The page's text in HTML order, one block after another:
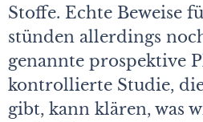
Stoffe. Echte Beweise
stünden allerdings
genannte prospektive
kontrollierte Studie,
gibt, kann klären, was